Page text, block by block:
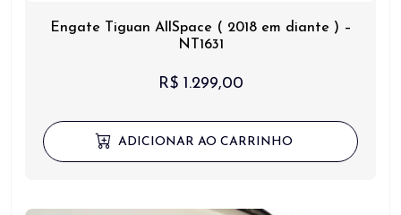
Engate Tiguan AllSpace ( 2018 em diante ) –
NT1631
R$1.299,00
ADICIONAR AO CARRINHO